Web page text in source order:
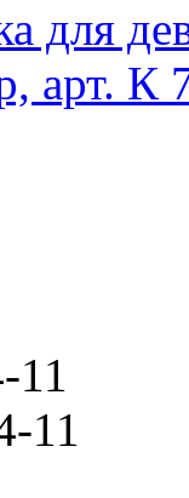
для
арт. К
11
11